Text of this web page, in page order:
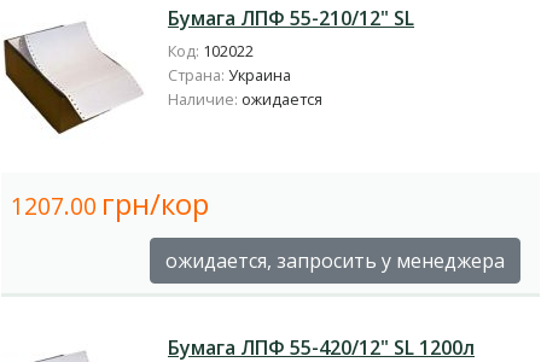
Бумага ЛПФ 55-210/12" SL
Код: 102022
Страна: Украина
Наличие: ожидается
1207.00 грн/кор
ожидается, запросить у менеджера
Бумага ЛПФ 55-420/12" SL 1200л